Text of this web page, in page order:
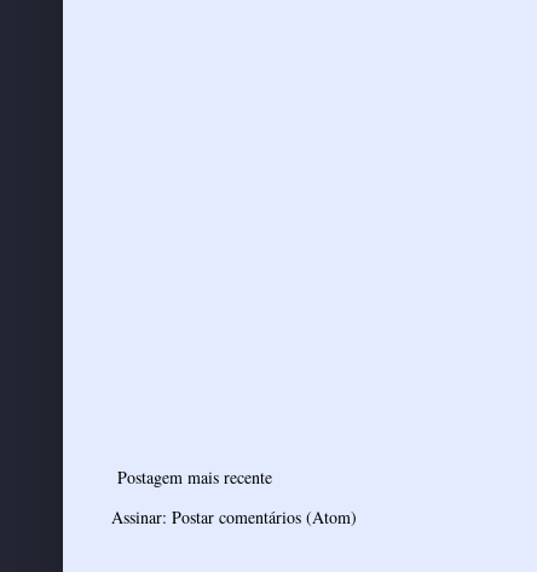
Postagem mais recente
Assinar: Postar comentários (Atom)